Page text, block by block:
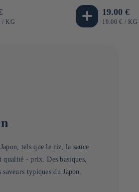
/ PAR
KG
Prix
habituel
19.00 €
PRIX
19.00 € / KG
tels que le riz, la sauce
qualité - prix. Des basiques,
typiques du Japon.